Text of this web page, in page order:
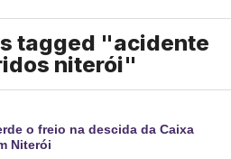
tagged "acidente
niterói"
o freio na descida da Caixa
Niterói